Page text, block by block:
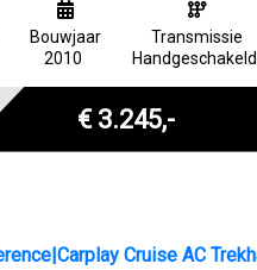
Bouwjaar
2010
Transmissie
Handgeschakeld
€ 3.245,-